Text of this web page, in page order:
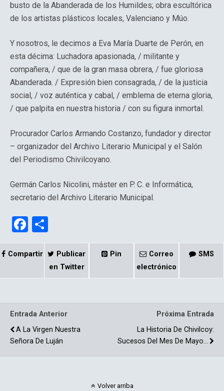
busto de la Abanderada de los Humildes; obra escultórica
de los artistas plásticos locales, Valenciano y Múo.
Y nosotros, le decimos a Eva María Duarte de Perón, en
esta décima: Luchadora apasionada, / militante y
compañera, / que de la gran masa obrera, / fue gloriosa
Abanderada. / Expresión bien consagrada, / de la justicia
social, / voz auténtica y cabal, / emblema de eterna gloria,
/ que palpita en nuestra historia / con su figura inmortal.
Procurador Carlos Armando Costanzo, fundador y director
– organizador del Archivo Literario Municipal y el Salón
del Periodismo Chivilcoyano.
Germán Carlos Nicolini, máster en P. C. e Informática,
secretario del Archivo Literario Municipal.
F
a
ce
k
o
m
p
Compartir
Publicar
en Twitter
Pin
Correo
electrónico
SMS
Entrada Anterior
A La Virgen Nuestra
Señora De Luján
Próxima Entrada
La Historia De Chivilcoy:
Sucesos Del Mes De Mayo…
Volver arriba